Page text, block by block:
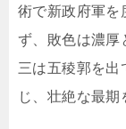
術で新政府軍を
ず、敗色は濃厚
三は五稜郭を出
じ、壮絶な最期